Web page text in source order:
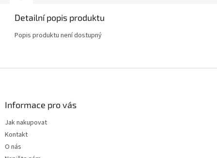
Detailní popis produktu
Popis produktu není dostupný
Informace pro vás
Jak nakupovat
Kontakt
O nás